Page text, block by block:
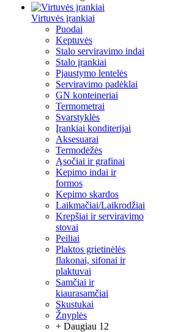
Virtuvės įrankiai
Puodai
Keptuvės
Stalo serviravimo indai
Stalo įrankiai
Pjaustymo lentelės
Serviravimo padėklai
GN konteineriai
Termometrai
Svarstyklės
Įrankiai konditerijai
Aksesuarai
Termodėžės
Ąsočiai ir grafinai
Kepimo indai ir
formos
Kepimo skardos
Laikmačiai/Laikrodžiai
Krepšiai ir serviravimo
stovai
Peiliai
Plaktos grietinėlės
flakonai, sifonai ir
plaktuvai
Samčiai ir
kiaurasamčiai
Skustukai
Žnyplės
+ Daugiau 12